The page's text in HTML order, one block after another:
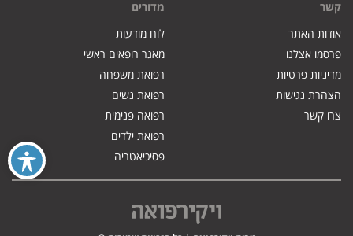
קשר
אודות האתר
פרסמו אצלנו
מדיניות פרטיות
הצהרת נגישות
צרו קשר
מדורים
לוח מודעות
מאגר רופאים ראשי
רפואת משפחה
רפואת נשים
רפואה פנימית
רפואת ילדים
פסיכיאטריה